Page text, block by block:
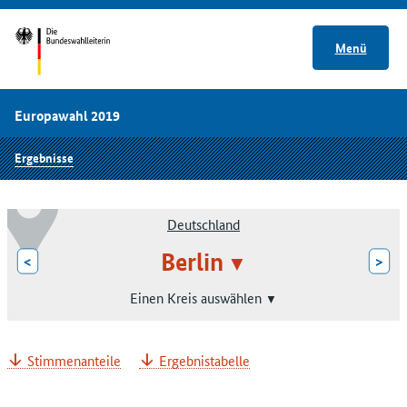
Menü
Europawahl 2019
Ergebnisse
Deutschland
< Berlin >
Einen Kreis auswählen
Stimmenanteile Ergebnistabelle